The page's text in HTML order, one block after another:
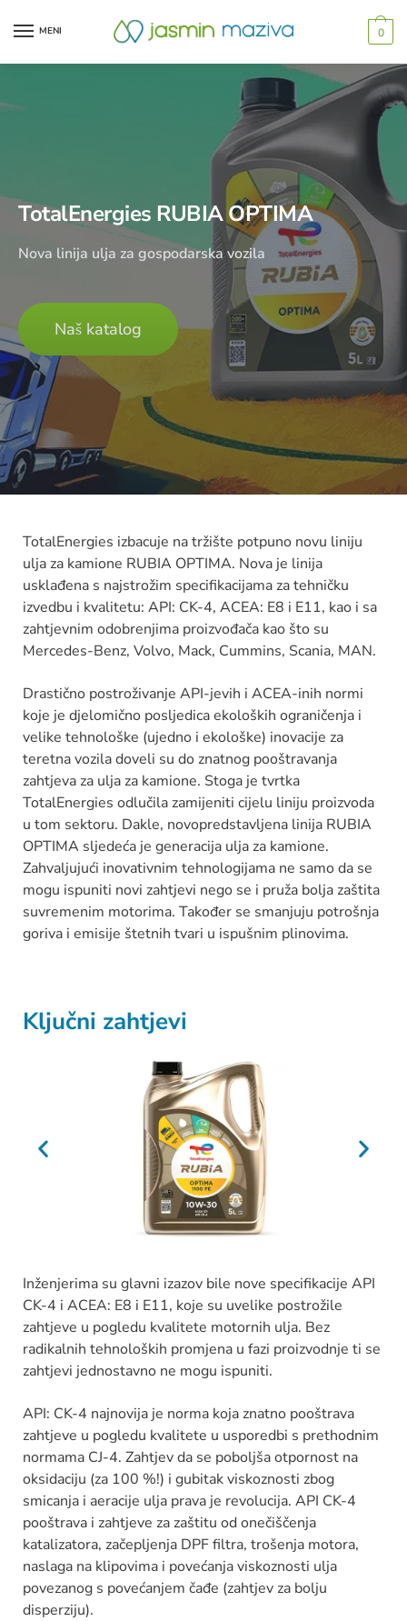
MENI 0
TotalEnergies RUBIA OPTIMA
Nova linija ulja za gospodarska vozila
Naš katalog
TotalEnergies izbacuje na tržište potpuno novu liniju
ulja za kamione RUBIA OPTIMA. Nova je linija
usklađena s najstrožim specifikacijama za tehničku
izvedbu i kvalitetu: API: CK-4, ACEA: E8 i E11, kao i sa
zahtjevnim odobrenjima proizvođača kao što su
Mercedes-Benz, Volvo, Mack, Cummins, Scania, MAN.
Drastično postroživanje API-jevih i ACEA-inih normi
koje je djelomično posljedica ekoloških ograničenja i
velike tehnološke (ujedno i ekološke) inovacije za
teretna vozila doveli su do znatnog pooštravanja
zahtjeva za ulja za kamione. Stoga je tvrtka
TotalEnergies odlučila zamijeniti cijelu liniju proizvoda
u tom sektoru. Dakle, novopredstavljena linija RUBIA
OPTIMA sljedeća je generacija ulja za kamione.
Zahvaljujući inovativnim tehnologijama ne samo da se
mogu ispuniti novi zahtjevi nego se i pruža bolja zaštita
suvremenim motorima. Također se smanjuju potrošnja
goriva i emisije štetnih tvari u ispušnim plinovima.
Ključni zahtjevi
Inženjerima su glavni izazov bile nove specifikacije API
CK-4 i ACEA: E8 i E11, koje su uvelike postrožile
zahtjeve u pogledu kvalitete motornih ulja. Bez
radikalnih tehnoloških promjena u fazi proizvodnje ti se
zahtjevi jednostavno ne mogu ispuniti.
API: CK-4 najnovija je norma koja znatno pooštrava
zahtjeve u pogledu kvalitete u usporedbi s prethodnim
normama CJ-4. Zahtjev da se poboljša otpornost na
oksidaciju (za 100 %!) i gubitak viskoznosti zbog
smicanja i aeracije ulja prava je revolucija. API CK-4
pooštrava i zahtjeve za zaštitu od onečiščenja
katalizatora, začepljenja DPF filtra, trošenja motora,
naslaga na klipovima i povećanja viskoznosti ulja
povezanog s povećanjem čađe (zahtjev za bolju
disperziju).